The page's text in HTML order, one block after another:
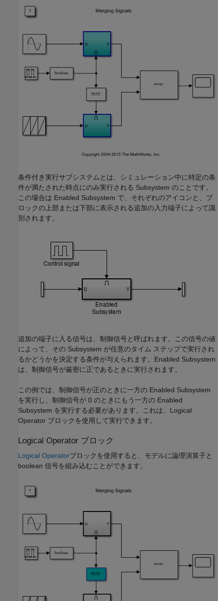
条件付き実行サブシステムとは、シミュレーション中に特定の条
件が満たされた時点にのみ実行される Subsystem のことです。
この場合は Enabled Subsystem で、それぞれのアイコンと、ブ
ロックの上部または下部に表示される追加の入力端子によって識
別されます。
追加の端子に入る信号は、制御信号と呼ばれます。この信号の値
によって、その Subsystem が任意のタイム ステップで実行され
るかどうかを決定する条件が与えられます。Enabled Subsystem
は、制御信号が厳密に正であるときに実行されます。
この例では、制御信号が正のときに一方の Enabled Subsystem
を実行し、制御信号が 0 のときにもう一方の Enabled
Subsystem を実行する必要があります。これは、Logical
Operator ブロックを使用して実行できます。
Logical Operator ブロック
Logical Operatorブロックを使用すると、モデルに論理演算子と
boolean 信号を組み込むことができます。